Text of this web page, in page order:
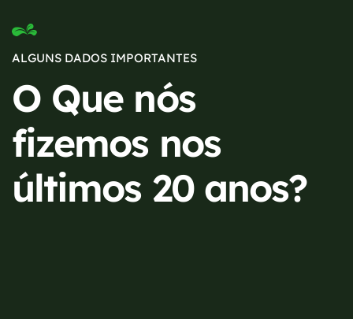
ALGUNS DADOS IMPORTANTES
O Que nós
fizemos nos
últimos 20 anos?